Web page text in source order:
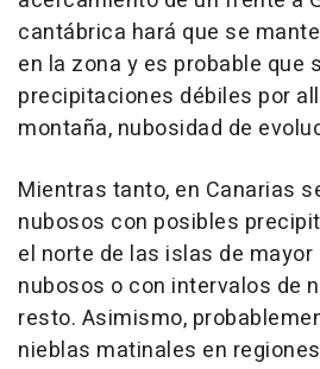
cantábrica hará que se
en la zona y es probable que
precipitaciones débiles por
montaña, nubosidad de
Mientras tanto, en Canarias
nubosos con posibles
el norte de las islas de mayor
nubosos o con intervalos de
resto. Asimismo,
nieblas matinales en